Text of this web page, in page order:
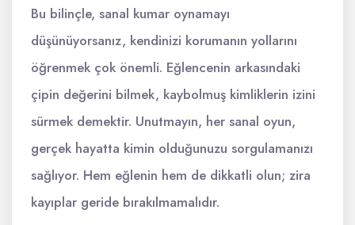
Bu bilinçle, sanal kumar oynamayı
düşünüyorsanız, kendinizi korumanın yollarını
öğrenmek çok önemli. Eğlencenin arkasındaki
çipin değerini bilmek, kaybolmuş kimliklerin izini
sürmek demektir. Unutmayın, her sanal oyun,
gerçek hayatta kimin olduğunuzu sorgulamanızı
sağlıyor. Hem eğlenin hem de dikkatli olun; zira
kayıplar geride bırakılmamalıdır.